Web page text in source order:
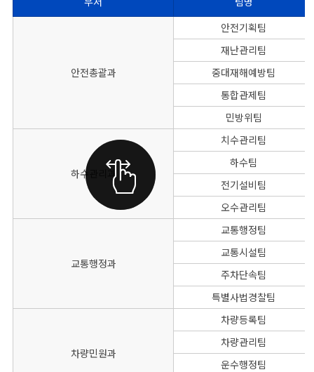
본청 안전교통국의 부서별 팀명, 대표전화, FAX번호를 나타낸 표
안전총괄과
안전기획팀
재난관리팀
중대재해예방팀
통합관제팀
민방위팀
하수관리과
치수관리팀
하수팀
전기설비팀
오수관리팀
교통행정과
교통행정팀
교통시설팀
주차단속팀
특별사법경찰팀
차량민원과
차량등록팀
차량관리팀
운수행정팀